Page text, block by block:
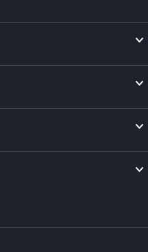
expand_more
expand_more
expand_more
expand_more